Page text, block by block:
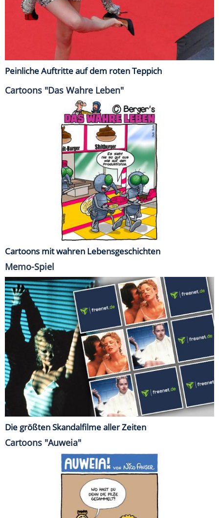
Peinliche Auftritte auf dem roten Teppich
Cartoons "Das Wahre Leben"
Cartoons mit wahren Lebensgeschichten
Memo-Spiel
Die größten Skandalfilme aller Zeiten
Cartoons "Auweia"